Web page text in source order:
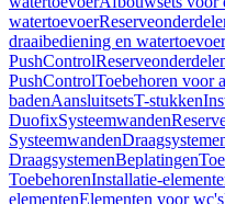
watertoevoer
draaibediening en watertoevoer
PushControl
PushControlToebehoren voor
badenAansluitsetsT-stukken
DuofixSysteemwanden
Systeemwanden
DraagsystemenBeplatingen
ToebehorenInstallatie-
elementenElementen voor wc's